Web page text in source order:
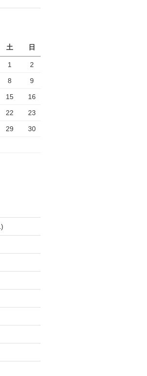
土 日
1 2
8 9
15 16
22 23
29 30